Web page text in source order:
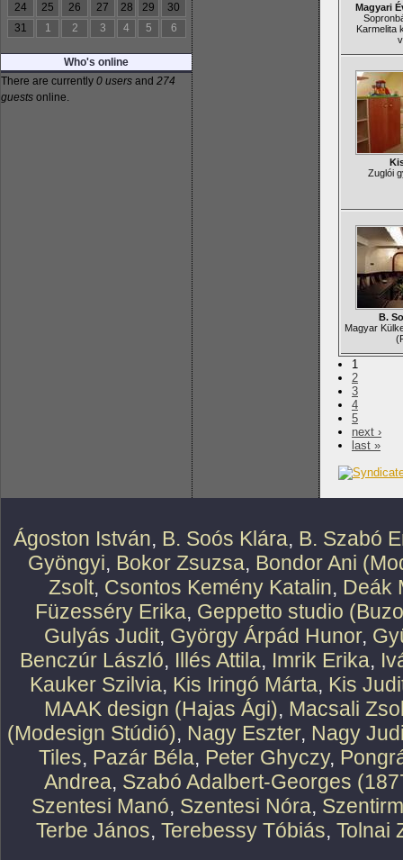
24
25 26 27 28 29
30
31
1 2 3 4 5 6
Who's online
There are currently 0 users and 274
guests online.
Magyari
Karmelita
Zuglói
B.
Magyar
1
2
3
4
5
next ›
last »
Ágoston István, B. Soós Klára, B. Szabó
Gyöngyi, Bokor Zsuzsa, Bondor Ani
Zsolt, Csontos Kemény Katalin, Deák
Füzesséry Erika, Geppetto studio
Gulyás Judit, György Árpád Hunor,
Benczúr László, Illés Attila, Imrik Erika,
Kauker Szilvia, Kis Iringó Márta, Kis
MAAK design (Hajas Ági), Macsali
(Modesign Stúdió), Nagy Eszter, Nagy
Tiles, Pazár Béla, Peter Ghyczy,
Andrea, Szabó Adalbert-Georges
Szentesi Manó, Szentesi Nóra,
Terbe János, Terebessy Tóbiás, Tolnai